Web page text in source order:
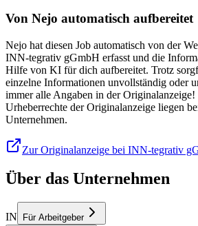
Von Nejo automatisch aufbereitet
Nejo hat diesen Job automatisch von der
INN-tegrativ gGmbH erfasst und die
Hilfe von KI für dich aufbereitet. Trotz
einzelne Informationen unvollständig oder
immer alle Angaben in der Originalanzeige!
Urheberrechte der Originalanzeige liegen
Unternehmen.
Zur Originalanzeige bei INN-tegrativ
Über das Unternehmen
IN
Für Arbeitgeber